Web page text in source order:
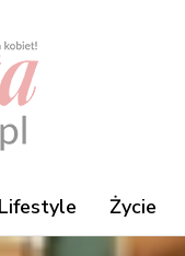
Lifestyle Życie